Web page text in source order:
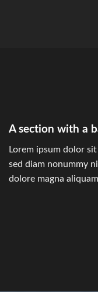
A section with a
Lorem ipsum dolor
sed diam nonummy
dolore magna